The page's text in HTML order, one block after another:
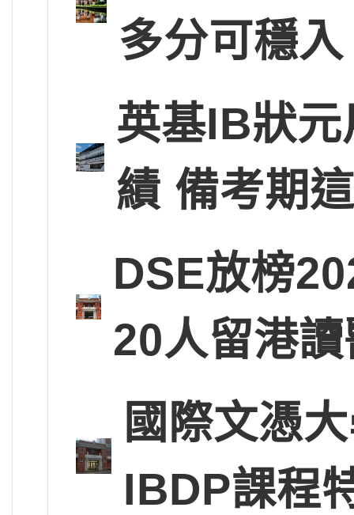
多分可穩
英基IB狀
績 備考期
DSE放榜
20人留港
國際文憑
IBDP課程